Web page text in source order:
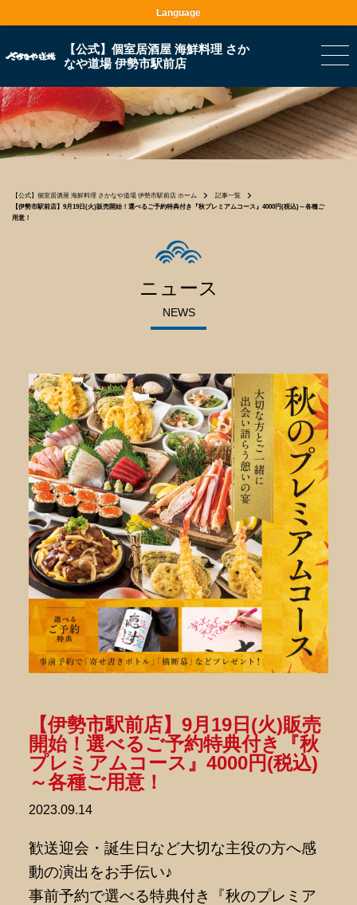
【公式】個室居酒屋 海鮮料理 さか
なや道場 伊勢市駅前店
【公式】個室居酒屋 海鮮料理 さかなや道場 伊勢市駅前店 ホーム
記事一覧
【伊勢市駅前店】9月19日(火)販売開始！選べるご予約特典付き『秋プレミアムコース』4000円(税込)～各種ご
用意！
ニュース
NEWS
2023.09.14
【伊勢市駅前店】9月19日(火)販売
開始！選べるご予約特典付き『秋
プレミアムコース』4000円(税込)
～各種ご用意！
歓送迎会・誕生日など大切な主役の方へ感
動の演出をお手伝い♪
事前予約で選べる特典付き『秋のプレミア
Language